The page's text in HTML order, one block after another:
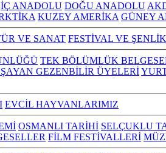
İÇ ANADOLU DOĞU ANADOLU
KUZEY AMERİKA GÜNEY
VE SANAT FESTİVAL VE
TEK BÖLÜMLÜK
GEZENBİLİR ÜYELERİ
EVCİL HAYVANLARIMIZ
OSMANLI TARİHİ SELÇUKLU
FİLM FESTİVALLERİ